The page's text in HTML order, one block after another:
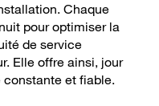
Chaque
pour optimiser la
de service
Elle offre ainsi, jour
constante et fiable.